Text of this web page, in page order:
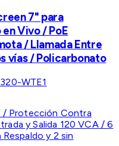
7" para
Vivo / PoE
/ Llamada Entre
vías / Policarbonato
WTE1